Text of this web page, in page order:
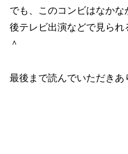
でも、このコンビはなか
後テレビ出演などで見られ
＾
最後まで読んでいただきあ